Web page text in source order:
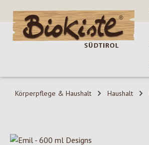
Hauptinhalt springen
Zur Suche springen
Zur Hauptnavigation springen
Körperpflege & Haushalt Haushalt
Bildergalerie überspringen